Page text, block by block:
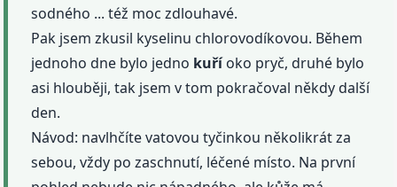
sodného ... též moc zdlouhavé.
Pak jsem zkusil kyselinu chlorovodíkovou. Během
jednoho dne bylo jedno kuříoko pryč, druhé bylo
asi hlouběji, tak jsem v tom pokračoval někdy další
den.
Návod: navlhčíte vatovou tyčinkou několikrát za
sebou, vždy po zaschnutí, léčené místo. Na první